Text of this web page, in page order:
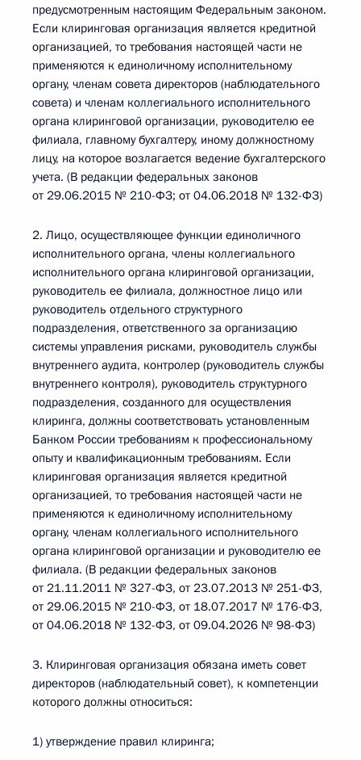
предусмотренным настоящим Федеральным законом.
Если клиринговая организация является кредитной
организацией, то требования настоящей части не
применяются к единоличному исполнительному
органу, членам совета директоров (наблюдательного
совета) и членам коллегиального исполнительного
органа клиринговой организации, руководителю ее
филиала, главному бухгалтеру, иному должностному
лицу, на которое возлагается ведение бухгалтерского
учета. (В редакции федеральных законов
от 29.06.2015 № 210-ФЗ; от 04.06.2018 № 132-ФЗ)
2. Лицо, осуществляющее функции единоличного
исполнительного органа, члены коллегиального
исполнительного органа клиринговой организации,
руководитель ее филиала, должностное лицо или
руководитель отдельного структурного
подразделения, ответственного за организацию
системы управления рисками, руководитель службы
внутреннего аудита, контролер (руководитель службы
внутреннего контроля), руководитель структурного
подразделения, созданного для осуществления
клиринга, должны соответствовать установленным
Банком России требованиям к профессиональному
опыту и квалификационным требованиям. Если
клиринговая организация является кредитной
организацией, то требования настоящей части не
применяются к единоличному исполнительному
органу, членам коллегиального исполнительного
органа клиринговой организации и руководителю ее
филиала. (В редакции федеральных законов
от 21.11.2011 № 327-ФЗ, от 23.07.2013 № 251-ФЗ,
от 29.06.2015 № 210-ФЗ, от 18.07.2017 № 176-ФЗ,
от 04.06.2018 № 132-ФЗ, от 09.04.2026 № 98-ФЗ)
3. Клиринговая организация обязана иметь совет
директоров (наблюдательный совет), к компетенции
которого должны относиться:
1) утверждение правил клиринга;